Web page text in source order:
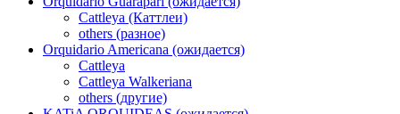
Cattleya (Каттлеи)
others (разное)
Orquidario Americana (ожидается)
Cattleya
Cattleya Walkeriana
others (другие)